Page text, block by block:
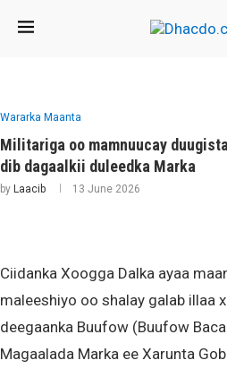
Wararka Maanta
Militariga oo mamnuucay
dib dagaalkii duleedka Marka
by Laacib 13 June 2026
Ciidanka Xoogga Dalka ayaa
maleeshiyo oo shalay galab illaa
deegaanka Buufow (Buufow
Magaalada Marka ee Xarunta